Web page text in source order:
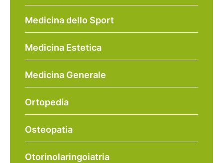
Medicina dello Sport
Medicina Estetica
Medicina Generale
Ortopedia
Osteopatia
Otorinolaringoiatria